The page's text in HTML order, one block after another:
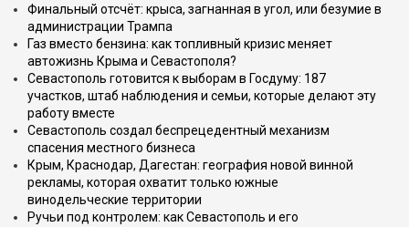
Финальный отсчёт: крыса, загнанная в угол, или безумие в
администрации Трампа
Газ вместо бензина: как топливный кризис меняет
автожизнь Крыма и Севастополя?
Севастополь готовится к выборам в Госдуму: 187
участков, штаб наблюдения и семьи, которые делают эту
работу вместе
Севастополь создал беспрецедентный механизм
спасения местного бизнеса
Крым, Краснодар, Дагестан: география новой винной
рекламы, которая охватит только южные
винодельческие территории
Ручьи под контролем: как Севастополь и его